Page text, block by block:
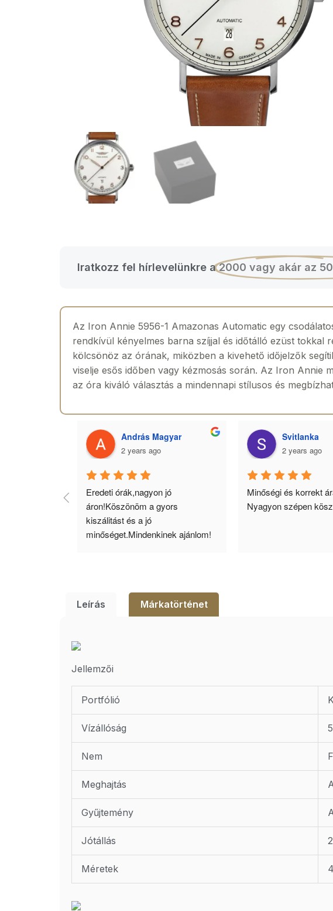
Iratkozz fel hírlevelünkre a2000 vagy akár az
Az Iron Annie 5956-1 Amazonas Automatic egy
rendkívül kényelmes barna szíjjal és időtálló ezüst tokkal
kölcsönöz az órának, miközben a kivehető időjelzők
viselje esős időben vagy kézmosás során. Az Iron Annie
az óra kiváló választás a mindennapi stílusos és
András Magyar
2 years ago
Eredeti órák,nagyon jó
áron!Köszönöm a gyors
kiszálitást és a jó
minőséget.Mindenkinek ajánlom!
Svitlanka
2 years ago
Minőségi és korrekt
Nyagyon szépen
Leírás Márkatörténet
Jellemzői
Portfólió
Vízállóság
Nem
Meghajtás
Gyűjtemény
Jótállás
Méretek